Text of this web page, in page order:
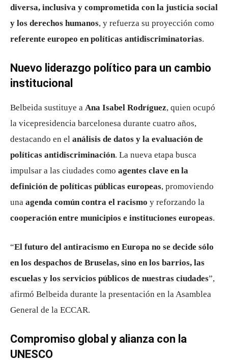
diversa, inclusiva y comprometida con la justicia social
y los derechos humanos, y refuerza su proyección como
referente europeo en políticas antidiscriminatorias.
Nuevo liderazgo político para un cambio
institucional
Belbeida sustituye a Ana Isabel Rodríguez, quien ocupó
la vicepresidencia barcelonesa durante cuatro años,
destacando en el análisis de datos y la evaluación de
políticas antidiscriminación. La nueva etapa busca
impulsar a las ciudades como agentes clave en la
definición de políticas públicas europeas, promoviendo
una agenda común contra el racismo y reforzando la
cooperación entre municipios e instituciones europeas.
“El futuro del antiracismo en Europa no se decide sólo
en los despachos de Bruselas, sino en los barrios, las
escuelas y los servicios públicos de nuestras ciudades”,
afirmó Belbeida durante la presentación en la Asamblea
General de la ECCAR.
Compromiso global y alianza con la
UNESCO